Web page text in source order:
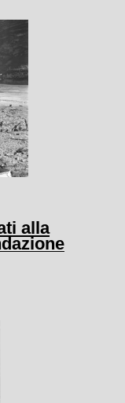
alla